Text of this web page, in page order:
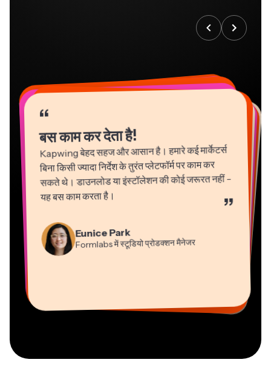
“
बस काम कर देता है!
Kapwing बेहद सहज और आसान है। हमारे कई मार्केटर्स
बिना किसी ज्यादा निर्देश के तुरंत प्लेटफॉर्म पर काम कर
सकते थे। डाउनलोड या इंस्टॉलेशन की कोई जरूरत नहीं -
यह बस काम करता है। ”
Eunice Park
Formlabs में स्टूडियो प्रोडक्शन मैनेजर
“
“
Grant Taleck
Panos Papagapiou
एपाथलॉन में प्रबंध भागीदार
“
Gracie Peng
कंटेंट निदेशक
“
वीडियो एडिटर
“
Natasha Ball
परामर्शदाता
“
Dina Segovia